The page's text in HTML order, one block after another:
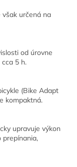
však určená na
od úrovne
5 h.
(Bike Adapt
kompaktná.
upravuje výkon